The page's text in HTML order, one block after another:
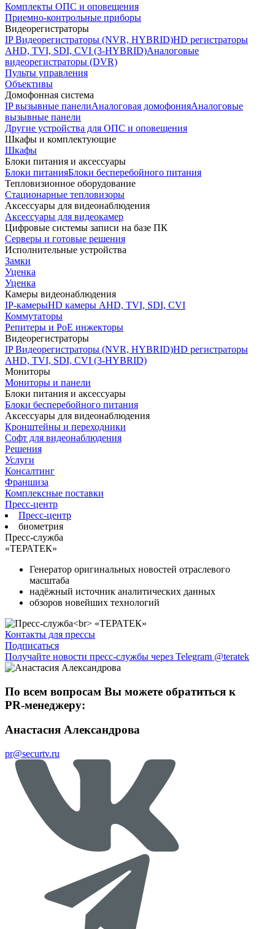
Комплекты ОПС и оповещения
Приемно-контрольные приборы
Видеорегистраторы
IP Видеорегистраторы (NVR, HYBRID)HD регистраторы
AHD, TVI, SDI, CVI (3-HYBRID)Аналоговые
видеорегистраторы (DVR)
Пульты управления
Объективы
Домофонная система
IP вызывные панелиАналоговая домофонияАналоговые
вызывные панели
Другие устройства для ОПС и оповещения
Шкафы и комплектующие
Шкафы
Блоки питания и аксессуары
Блоки питанияБлоки бесперебойного питания
Тепловизионное оборудование
Стационарные тепловизоры
Аксессуары для видеонаблюдения
Аксессуары для видеокамер
Цифровые системы записи на базе ПК
Серверы и готовые решения
Исполнительные устройства
Замки
Уценка
Уценка
Камеры видеонаблюдения
IP-камерыHD камеры AHD, TVI, SDI, CVI
Коммутаторы
Репитеры и PoE инжекторы
Видеорегистраторы
IP Видеорегистраторы (NVR, HYBRID)HD регистраторы
AHD, TVI, SDI, CVI (3-HYBRID)
Мониторы
Мониторы и панели
Блоки питания и аксессуары
Блоки бесперебойного питания
Аксессуары для видеонаблюдения
Кронштейны и переходники
Софт для видеонаблюдения
Решения
Услуги
Консалтинг
Франшиза
Комплексные поставки
Пресс-центр
Пресс-центр
биометрия
Пресс-служба
«ТЕРАТЕК»
Генератор оригинальных новостей отраслевого
масштаба
надёжный источник аналитических данных
обзоров новейших технологий
Контакты для прессы
Подписаться
Получайте новости пресс-службы через Telegram @teratek
По всем вопросам Вы можете обратиться к
PR-менеджеру:
Анастасия Александрова
pr@securtv.ru